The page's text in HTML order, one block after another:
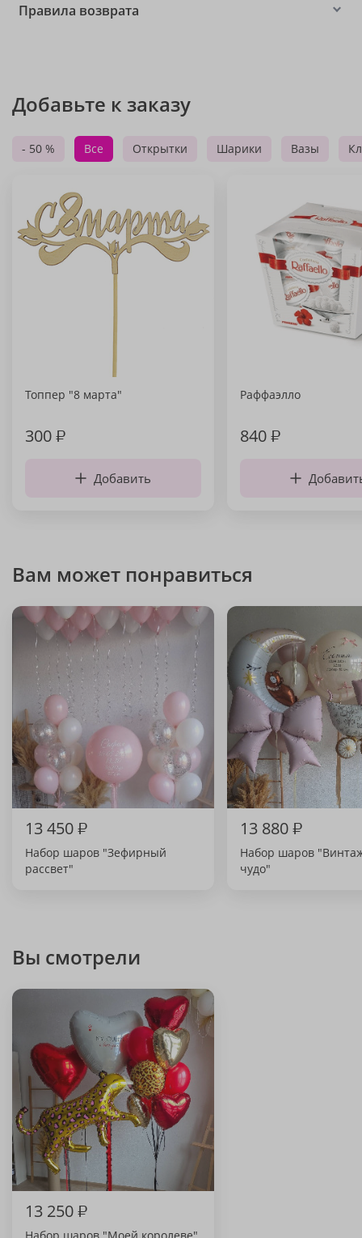
Правила возврата
Добавьте к заказу
- 50 % Все Открытки Шарики Вазы
Топпер "8 марта"
300₽
Добавить
Раффаэлло
840₽
Вам может понравиться
13 450₽
Набор шаров "Зефирный
рассвет"
13 880₽
Набор шаров
чудо"
Вы смотрели
13 250₽